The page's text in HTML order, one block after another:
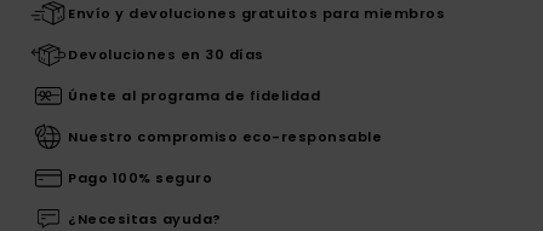
Envío y devoluciones gratuitos para miembros
Devoluciones en 30 días
Únete al programa de fidelidad
Nuestro compromiso eco-responsable
Pago 100% seguro
¿Necesitas ayuda?